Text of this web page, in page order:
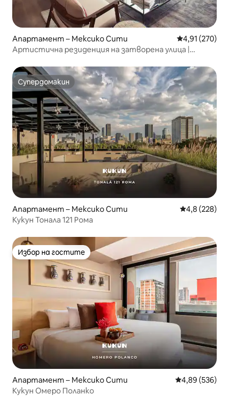
Апартамент – Мексико Сити Средна
4,91 (270)
Артистична резиденция на затворена улица |
Супердомакин
Супердомакин
Апартамент – Мексико Сити Средна
4,8 (228)
Кукун Тонала 121 Рома
Избор на гостите
Избор на гостите
Апартамент – Мексико Сити Средна
4,89 (536)
Кукун Омеро Поланко